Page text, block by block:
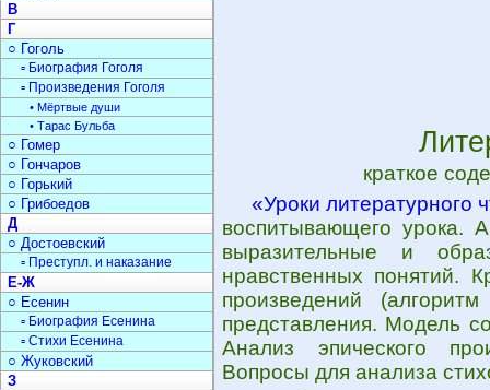
краткое
«Уроки литературного
воспитывающего урока.
выразительные и
нравственных понятий.
произведений
представления. Модель
Анализ эпического
Вопросы для анализа
В
Г
○ Гоголь
▫ Биография Гоголя
▫ Произведения Гоголя
• Мёртвые души
• Тарас Бульба
○ Гомер
○ Гончаров
○ Горький
○ Грибоедов
Д
○ Достоевский
▫ Преступл. и наказание
Е-Ж
○ Есенин
▫ Биография Есенина
▫ Стихи Есенина
○ Жуковский
З